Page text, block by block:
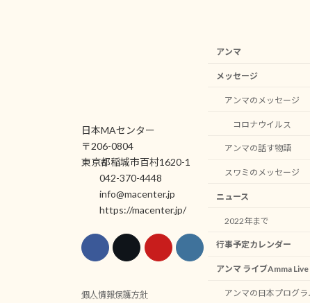
日本MAセンター
〒206-0804
東京都稲城市百村1620-1
042-370-4448
info@macenter.jp
https://macenter.jp/
個人情報保護方針
アンマ
メッセージ
アンマのメッセージ
コロナウイルス
アンマの話す物語
スワミのメッセージ
ニュース
2022年まで
行事予定カレンダー
アンマ ライブAmma Live
アンマの日本プログラ